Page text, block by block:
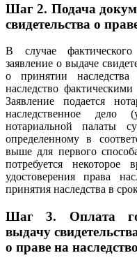
Шаг 2. Подача
свидетельства о
В случае фактического
заявление о выдаче
о принятии
наследство
Заявление подается
наследственное
нотариальной палаты
определенному в
выше для первого
потребуется некоторое
удостоверения права
принятия наследства в
Шаг 3.
Оплата
выдачу
о праве на наследство